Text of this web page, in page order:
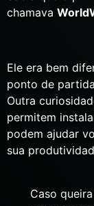
chamava
Ele era bem
ponto de
Outra
permitem
podem ajudar
sua
Caso